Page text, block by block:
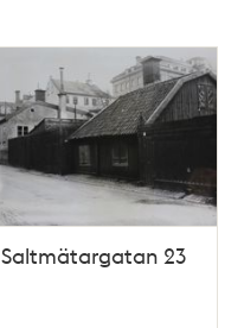
Saltmätargatan 23